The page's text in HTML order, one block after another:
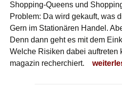
Shopping-Queens und
Problem: Da wird gekauft, was
Gern im Stationären Handel.
Denn dann geht es mit dem
Welche Risiken dabei auftreten
magazin recherchiert.
In die